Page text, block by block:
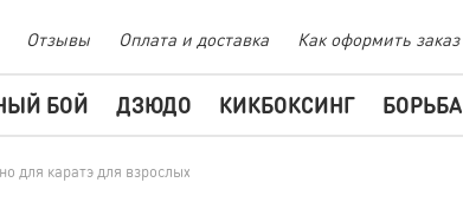
Отзывы Оплата и доставка Как оформить заказ
БОЙ ДЗЮДО КИКБОКСИНГ БОРЬБА
для каратэ для взрослых